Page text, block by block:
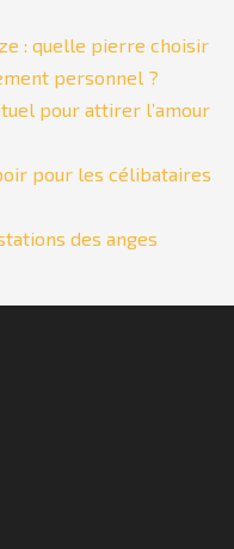
: quelle pierre choisir
personnel ?
pour attirer l’amour
pour les célibataires
des anges